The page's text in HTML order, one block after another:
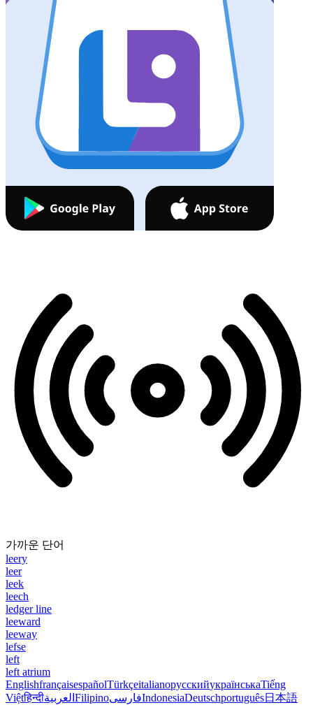
가까운 단어
leery
leer
leek
leech
ledger line
leeward
leeway
lefse
left
left atrium
EnglishfrançaisespañolTürkçeitalianoрусскийукраїнськаTiếng
Việtहिन्दीالعربية FilipinoفارسیIndonesiaDeutschportuguês日本語